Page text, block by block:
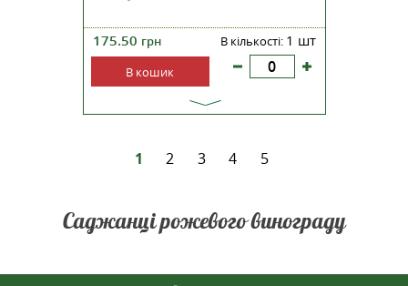
Саджанці рожевого винограду
175.50 грн В кількості: 1 шт
В кошик
1 2 3 4 5